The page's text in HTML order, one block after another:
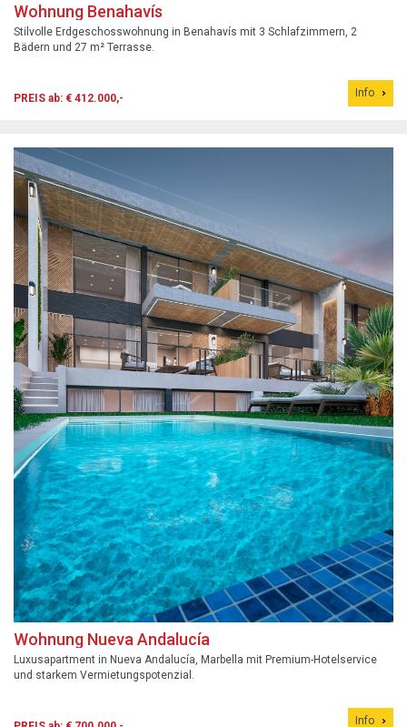
Wohnung Benahavís
Stilvolle Erdgeschosswohnung in Benahavís mit 3 Schlafzimmern, 2
Bädern und 27 m² Terrasse.
PREIS ab: € 412.000,- Info
Wohnung Nueva Andalucía
Luxusapartment in Nueva Andalucía, Marbella mit Premium-Hotelservice
und starkem Vermietungspotenzial.
Info